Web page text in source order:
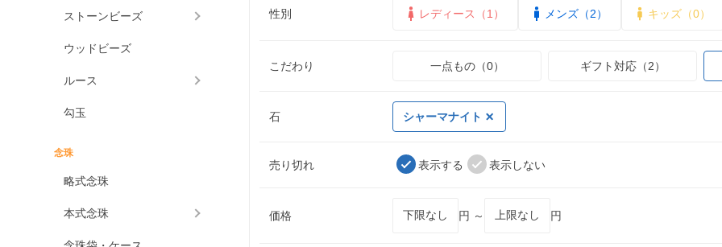
ストーンビーズ
ウッドビーズ
ルース
勾玉
念珠
略式念珠
本式念珠
性別 レディース（1） メンズ（2） キッズ（0）
こだわり 一点もの（0） ギフト対応（2）
石 シャーマナイト
売り切れ 表示する 表示しない
価格 円 ～ 円